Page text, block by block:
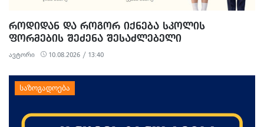
ᲠᲝᲓᲘᲓᲐᲜ ᲓᲐ ᲠᲝᲒᲝᲠ ᲘᲥᲜᲔᲑᲐ ᲡᲙᲝᲚᲘᲡ
ᲤᲝᲠᲛᲔᲑᲘᲡ ᲨᲔᲫᲔᲜᲐ ᲨᲔᲡᲐᲫᲚᲔᲑᲔᲚᲘ
ავტორი 10.08.2026 / 13:40